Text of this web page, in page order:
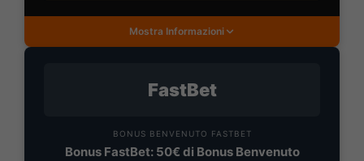
Mostra Informazioni
FastBet
BONUS BENVENUTO FASTBET
Bonus FastBet: 50€ di Bonus Benvenuto